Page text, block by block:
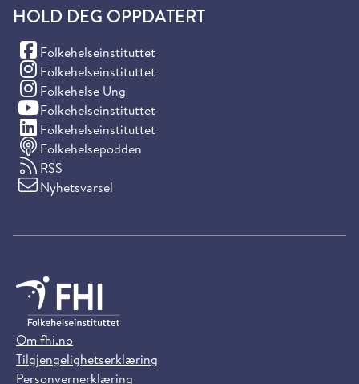
HOLD DEG OPPDATERT
Folkehelseinstituttet
(Facebook)
Folkehelseinstituttet
(Instagram)
Folkehelse Ung
(Instagram)
Folkehelseinstituttet
(YouTube)
Folkehelseinstituttet
(LinkedIn)
Folkehelsepodden
RSS
Nyhetsvarsel
Om fhi.no
Tilgjengelighetserklæring
Personvernerklæring